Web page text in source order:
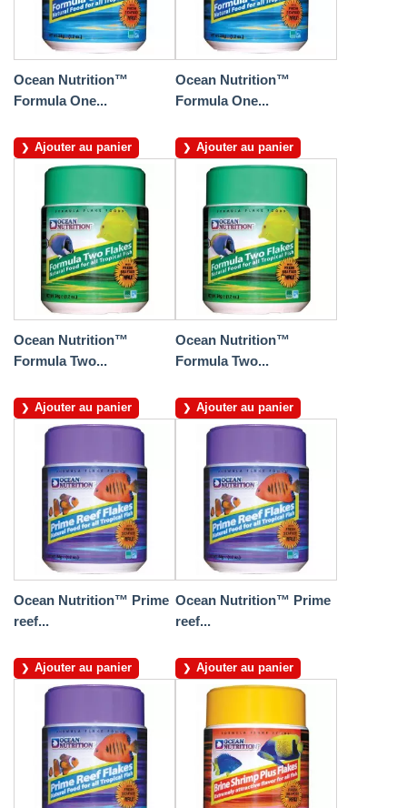
Ocean Nutrition™
Formula One...
Ajouter au panier
Ocean Nutrition™
Formula One...
Ajouter au panier
Ocean Nutrition™
Formula Two...
Ajouter au panier
Ocean Nutrition™
Formula Two...
Ajouter au panier
Ocean Nutrition™ Prime
reef...
Ajouter au panier
Ocean Nutrition™ Prime
reef...
Ajouter au panier